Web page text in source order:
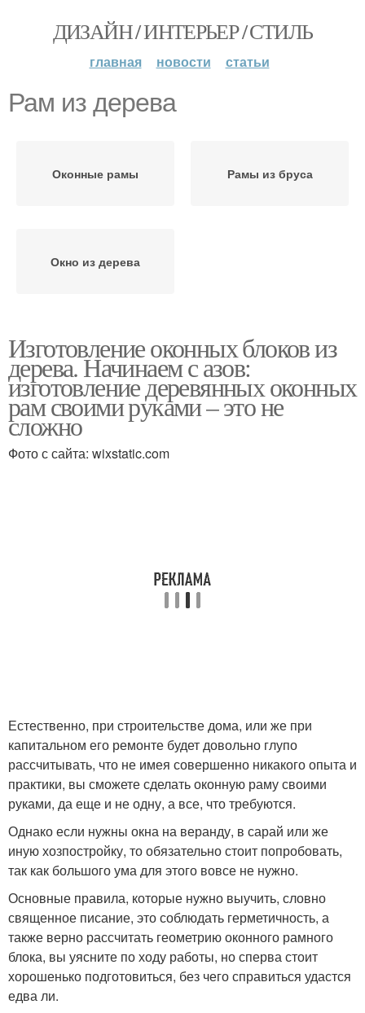
ДИЗАЙН / ИНТЕРЬЕР / СТИЛЬ
главная новости статьи
Рам из дерева
Оконные рамы Рамы из бруса
Окно из дерева
Изготовление оконных блоков из
дерева. Начинаем с азов:
изготовление деревянных оконных
рам своими руками – это не
сложно
Фото с сайта: wixstatic.com
Естественно, при строительстве дома, или же при
капитальном его ремонте будет довольно глупо
рассчитывать, что не имея совершенно никакого опыта и
практики, вы сможете сделать оконную раму своими
руками, да еще и не одну, а все, что требуются.
Однако если нужны окна на веранду, в сарай или же
иную хозпостройку, то обязательно стоит попробовать,
так как большого ума для этого вовсе не нужно.
Основные правила, которые нужно выучить, словно
священное писание, это соблюдать герметичность, а
также верно рассчитать геометрию оконного рамного
блока, вы уясните по ходу работы, но сперва стоит
хорошенько подготовиться, без чего справиться удастся
едва ли.